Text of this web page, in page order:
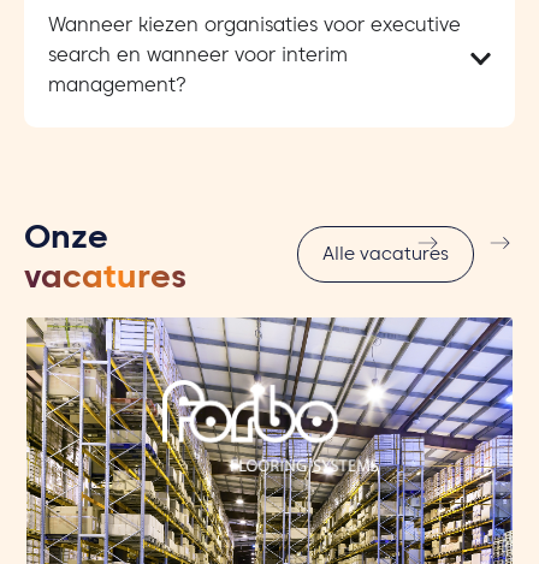
Wanneer kiezen organisaties voor executive
search en wanneer voor interim
management?
Onze
vacatures
Alle vacatures